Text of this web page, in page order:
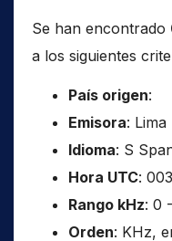
Se han encontrado
a los siguientes
País origen:
Emisora: Lima
Idioma: S
Hora UTC:
Rango kHz: 0
Orden: KHz,